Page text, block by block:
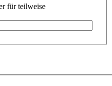
für teilweise